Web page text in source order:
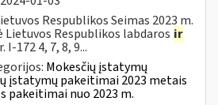
Respublikos Seimas 2023 m.
Lietuvos Respublikos labdaros ir
172 4, 7, 8, 9...
Mokesčių įstatymų
įstatymų pakeitimai 2023 metais
pakeitimai nuo 2023 m.